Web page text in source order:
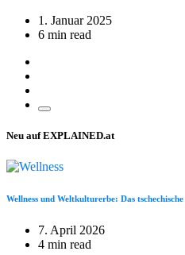
1. Januar 2025
6 min read
Neu auf EXPLAINED.at
Wellness und Weltkulturerbe: Das
7. April 2026
4 min read